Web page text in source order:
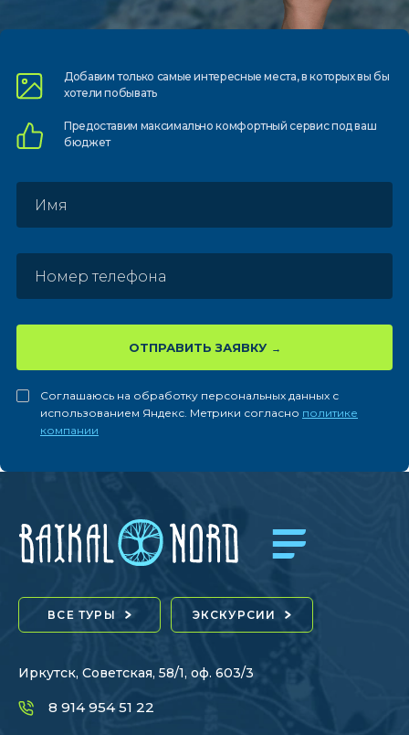
Добавим только самыеинтересные места, в которыхвы бы
хотели побывать
Предоставим максимально комфортныйсервис под ваш
бюджет
ОТПРАВИТЬ ЗАЯВКУ
Соглашаюсь на обработку персональных данных с
использованием Яндекс. Метрики согласно политике
компании
ВСЕ ТУРЫ ЭКСКУРСИИ
Иркутск, Советская, 58/1, оф. 603/3
8 914 954 51 22